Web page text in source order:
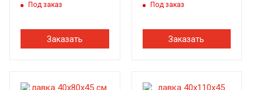
Под заказ
Заказать
Под заказ
Заказать